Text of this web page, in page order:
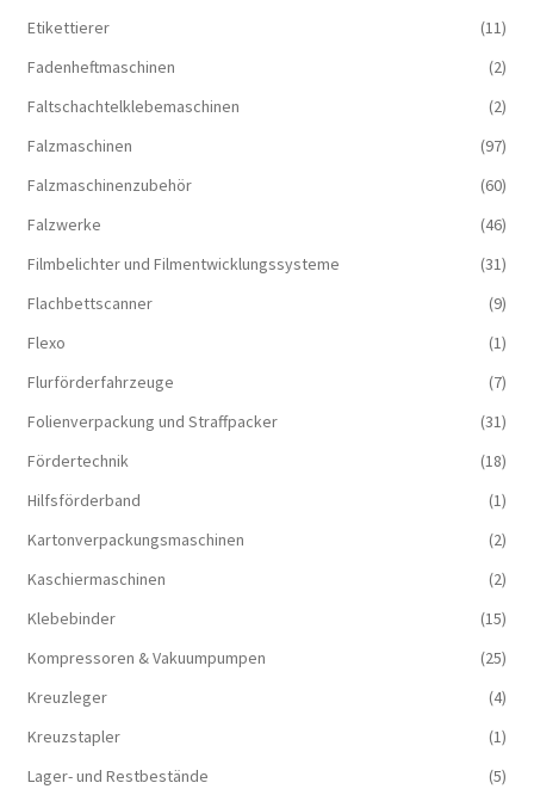
Etikettierer
(11)
Fadenheftmaschinen
(2)
Faltschachtelklebemaschinen
(2)
Falzmaschinen
(97)
Falzmaschinenzubehör
(60)
Falzwerke
(46)
Filmbelichter und Filmentwicklungssysteme
(31)
Flachbettscanner
(9)
Flexo
(1)
Flurförderfahrzeuge
(7)
Folienverpackung und Straffpacker
(31)
Fördertechnik
(18)
Hilfsförderband
(1)
Kartonverpackungsmaschinen
(2)
Kaschiermaschinen
(2)
Klebebinder
(15)
Kompressoren & Vakuum­pumpen
(25)
Kreuzleger
(4)
Kreuzstapler
(1)
Lager- und Restbestände
(5)